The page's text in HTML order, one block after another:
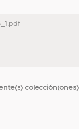
colección(ones)